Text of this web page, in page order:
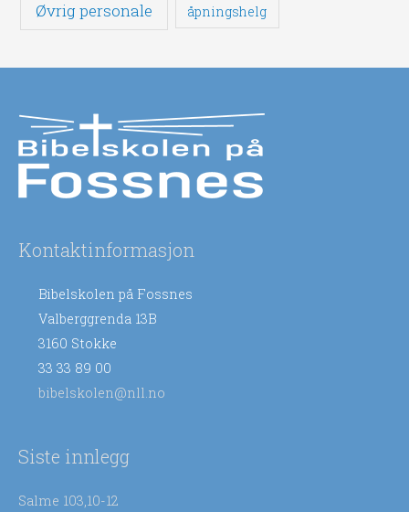
Øvrig personale åpningshelg
Kontaktinformasjon
Bibelskolen på Fossnes
Valberggrenda 13B
3160 Stokke
33 33 89 00
bibelskolen@nll.no
Siste innlegg
Salme 103,10-12